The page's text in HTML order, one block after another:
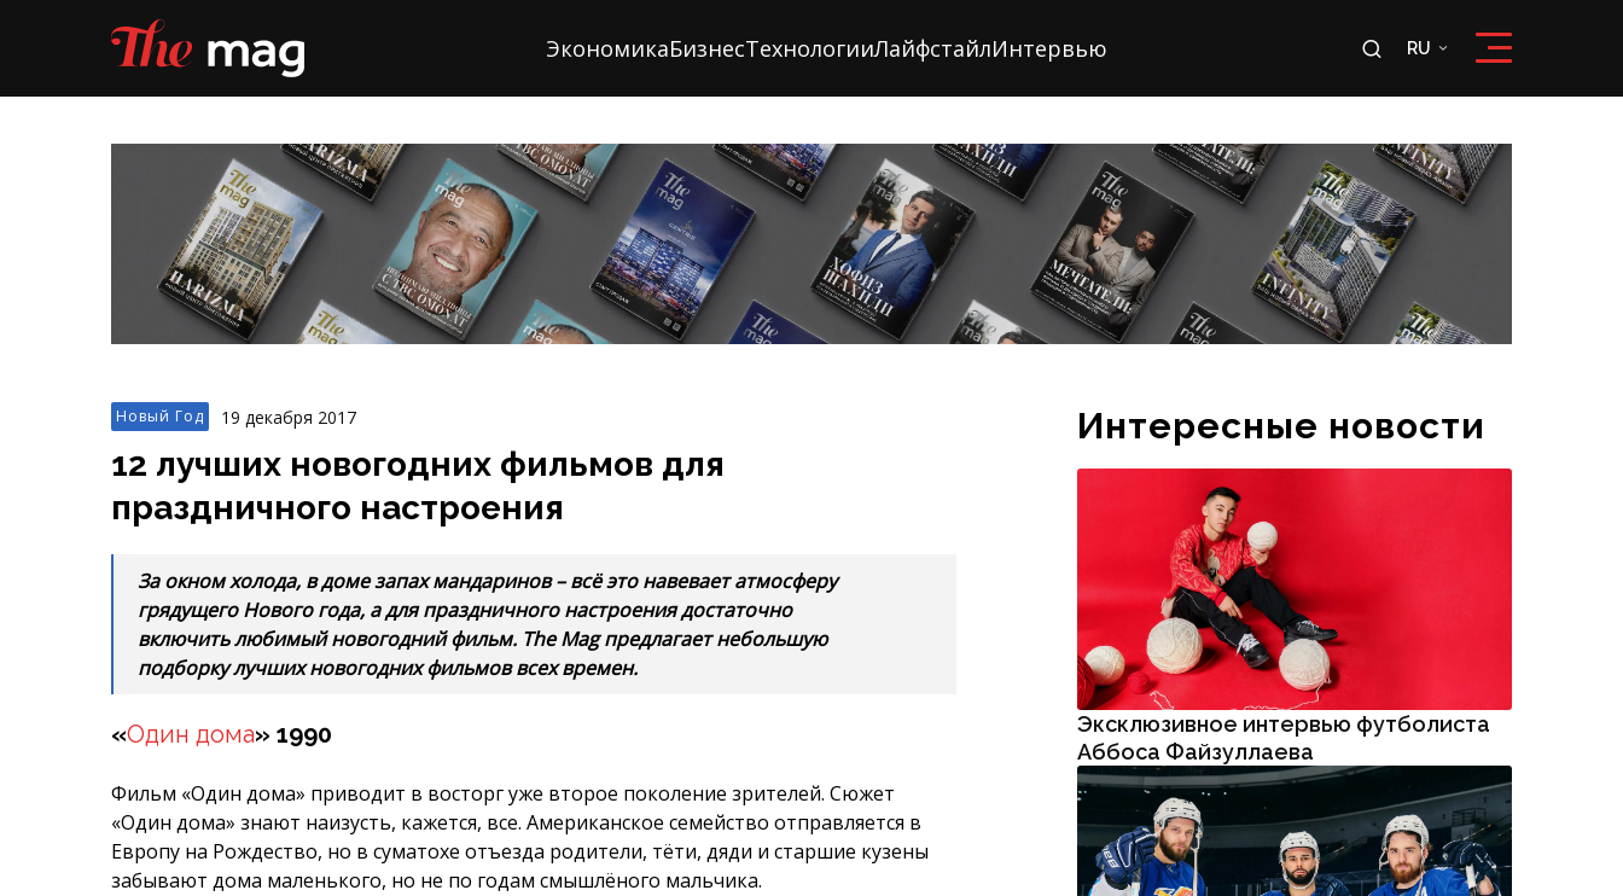
ЭкономикаБизнесТехнологииЛайфстайлИнтервью RU
Новый Год 19 декабря 2017
12 лучших новогодних фильмов для
праздничного настроения
За окном холода, в доме запах мандаринов – всё это навевает атмосферу
грядущего Нового года, а для праздничного настроения достаточно
включить любимый новогодний фильм. The Mag предлагает небольшую
подборку лучших новогодних фильмов всех времен.
«Один дома» 1990
Фильм «Один дома» приводит в восторг уже второе поколение зрителей. Сюжет
«Один дома» знают наизусть, кажется, все. Американское семейство отправляется в
Европу на Рождество, но в суматохе отъезда родители, тёти, дяди и старшие кузены
забывают дома маленького, но не по годам смышлёного мальчика.
Интересные новости
Эксклюзивное интервью футболиста
Аббоса Файзуллаева